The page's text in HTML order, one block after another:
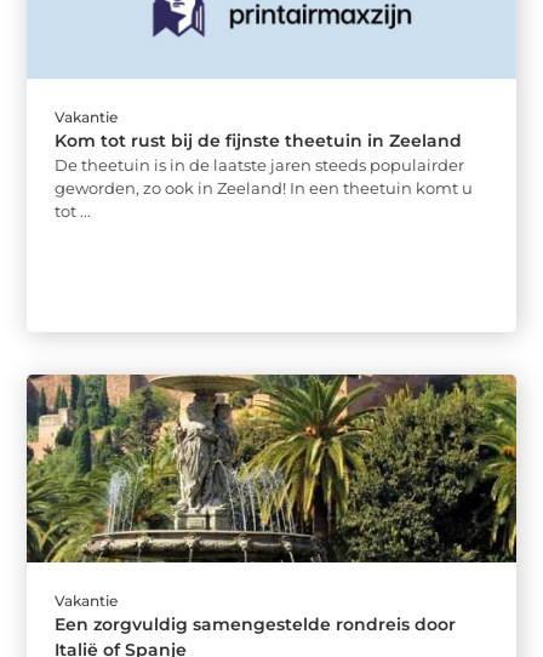
Vakantie
Kom tot rust bij de fijnste theetuin in Zeeland
De theetuin is in de laatste jaren steeds populairder
geworden, zo ook in Zeeland! In een theetuin komt u
tot ...
Vakantie
Een zorgvuldig samengestelde rondreis door
Italië of Spanje